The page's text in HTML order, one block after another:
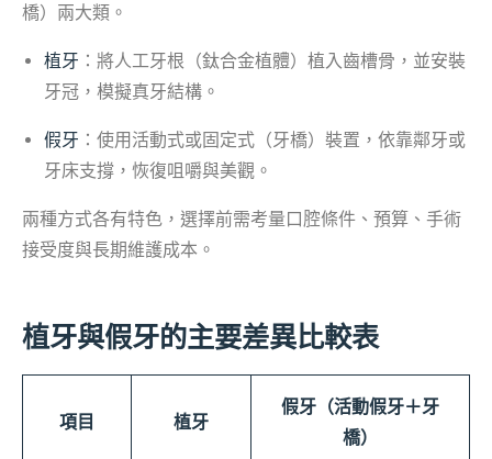
橋）兩大類。
植牙 ：將人工牙根（鈦合金植體）植入齒槽骨，並安裝
牙冠，模擬真牙結構。
假牙 ：使用活動式或固定式（牙橋）裝置，依靠鄰牙或
牙床支撐，恢復咀嚼與美觀。
兩種方式各有特色，選擇前需考量口腔條件、預算、手術
接受度與長期維護成本。
植牙與假牙的主要差異比較表
項目 植牙
假牙（活動假牙＋牙
橋）